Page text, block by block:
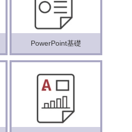
PowerPoint基礎